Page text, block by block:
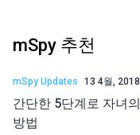
mSpy 추천
mSpy Updates 13 4월, 2018
간단한 5단계로 자녀
방법